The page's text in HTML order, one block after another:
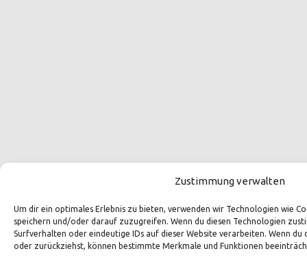
Zustimmung verwalten
Um dir ein optimales Erlebnis zu bieten, verwenden wir Technologien wie
speichern und/oder darauf zuzugreifen. Wenn du diesen Technologien
Surfverhalten oder eindeutige IDs auf dieser Website verarbeiten. Wenn
oder zurückziehst, können bestimmte Merkmale und Funktionen